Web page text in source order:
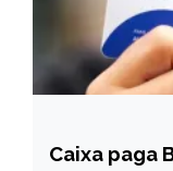
BRASIL
Caixa paga